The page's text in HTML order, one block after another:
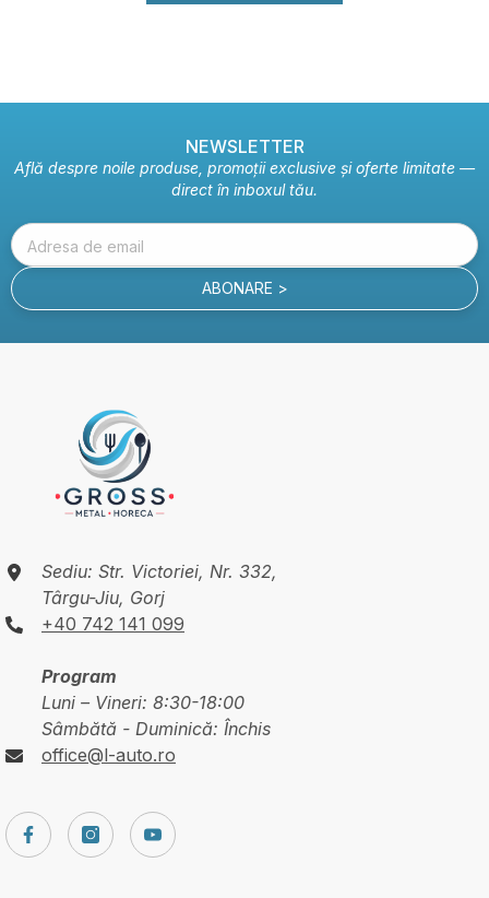
NEWSLETTER
Află despre noile produse, promoții exclusive și oferte limitate —
direct în inboxul tău.
Adresa de email
ABONARE >
Sediu: Str. Victoriei, Nr. 332,
Târgu-Jiu, Gorj
+40 742 141 099
Program
Luni – Vineri: 8:30-18:00
Sâmbătă - Duminică: Închis
office@l-auto.ro